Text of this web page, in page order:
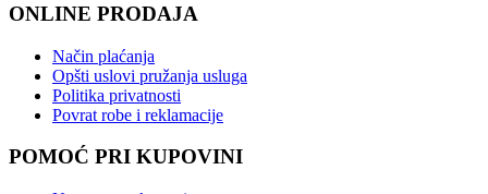
ONLINE PRODAJA
Način plaćanja
Opšti uslovi pružanja usluga
Politika privatnosti
Povrat robe i reklamacije
POMOĆ PRI KUPOVINI